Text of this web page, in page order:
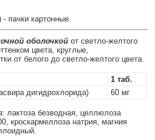
пачки картонные.
оболочкой от светло-желтого
цвета, круглые,
от белого до светло-желтого цвета.
1 таб.
дигидрохлорида)
60 мг
: лактоза безводная, целлюлоза
кроскармеллоза натрия, магния